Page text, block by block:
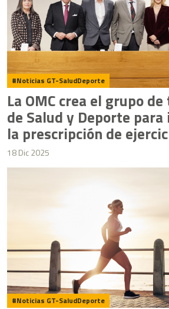
Noticias GT-SaludDeporte
La OMC crea el grupo
de Salud y Deporte
la prescripción de
en la práctica clínica
18 Dic 2025
Noticias GT-SaludDeporte